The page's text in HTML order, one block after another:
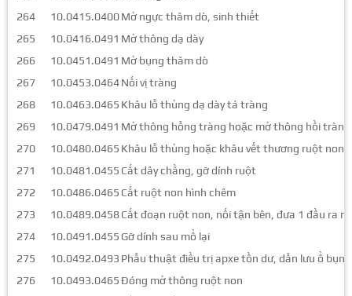
264
10.0415.0400Mở ngực thăm dò, sinh thiết
265
10.0416.0491 Mở thông dạ dày
266
10.0451.0491 Mở bụng thăm dò
267
10.0453.0464Nối vị tràng
268
10.0463.0465 Khâu lỗ thủng dạ dày tá tràng
269
10.0479.0491 Mở thông hỗng tràng hoặc mở thông hồi tràng
270
10.0480.0465 Khâu lỗ thủng hoặc khâu vết thương ruột non
271
10.0481.0455 Cắt dây chằng, gỡ dính ruột
272
10.0486.0465 Cắt ruột non hình chêm
273
10.0489.0458Cắt đoạn ruột non, nối tận bên, đưa 1 đầu ra
274
10.0491.0455 Gỡ dính sau mổ lại
275
10.0492.0493 Phẫu thuật điều trị apxe tồn dư, dẫn lưu ổ bụng
276
10.0493.0465Đóng mở thông ruột non